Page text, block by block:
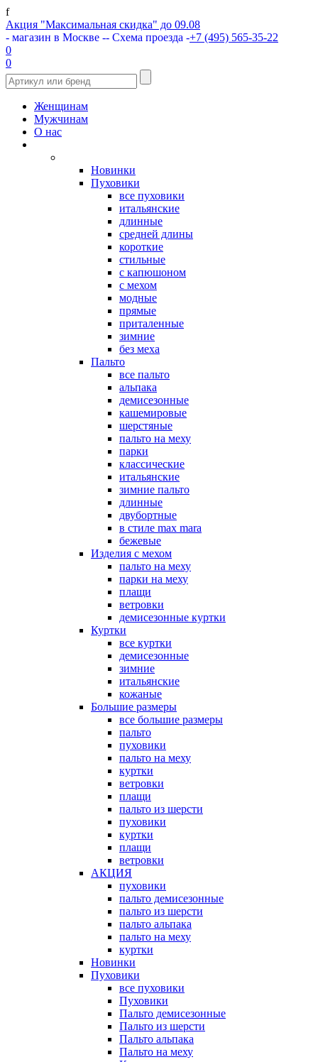
f
Акция "Максимальная скидка" до 09.08
- магазин в Москве -- Схема проезда -+7 (495) 565-35-22
0
0
Женщинам
Мужчинам
О нас
Новинки
Пуховики
все пуховики
итальянские
длинные
средней длины
короткие
стильные
с капюшоном
с мехом
модные
прямые
приталенные
зимние
без меха
Пальто
все пальто
альпака
демисезонные
кашемировые
шерстяные
пальто на меху
парки
классические
итальянские
зимние пальто
длинные
двубортные
в стиле max mara
бежевые
Изделия с мехом
пальто на меху
парки на меху
плащи
ветровки
демисезонные куртки
Куртки
все куртки
демисезонные
зимние
итальянские
кожаные
Большие размеры
все большие размеры
пальто
пуховики
пальто на меху
куртки
ветровки
плащи
пальто из шерсти
пуховики
куртки
плащи
ветровки
АКЦИЯ
пуховики
пальто демисезонные
пальто из шерсти
пальто альпака
пальто на меху
куртки
Новинки
Пуховики
все пуховики
Пуховики
Пальто демисезонные
Пальто из шерсти
Пальто альпака
Пальто на меху